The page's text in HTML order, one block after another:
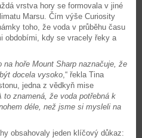
vrstva hory se formovala v jiné
Marsu. Čím výše Curiosity
toho, že voda v průběhu času
obdobími, kdy se vracely řeky a
hoře Mount Sharp naznačuje, že
docela vysoko ,“ řekla Tina
jedna z vědkyň mise
to znamená, že voda potřebná k
déle, než jsme si mysleli na
obsahovaly jeden klíčový důkaz: